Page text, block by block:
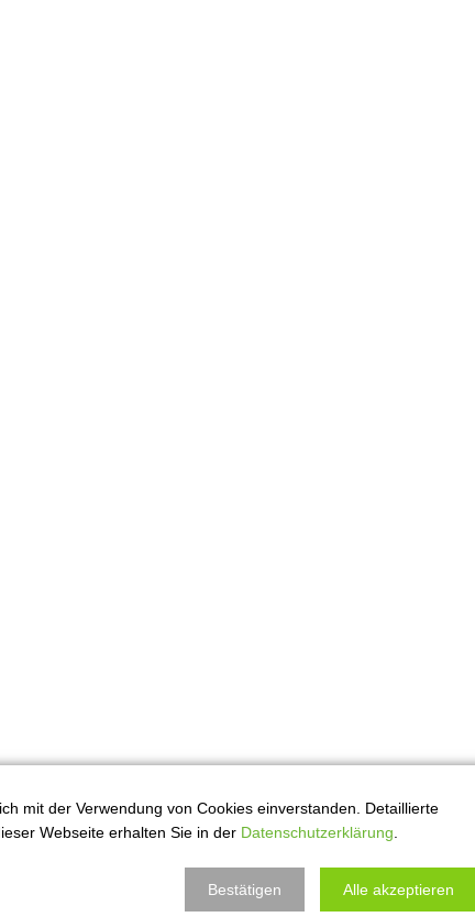
mit der Verwendung von Cookies einverstanden. Detaillierte
Webseite erhalten Sie in der Datenschutzerklärung
Bestätigen Alle akzeptieren